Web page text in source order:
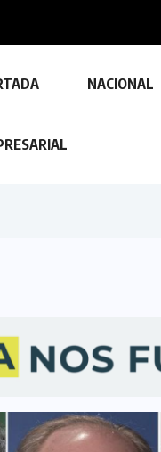
NACIONAL